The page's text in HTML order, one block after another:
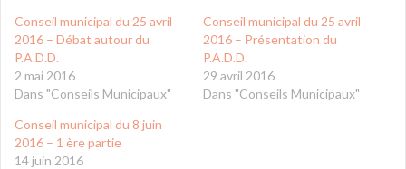
Conseil municipal du 25 avril
2016 – Débat autour du
P.A.D.D.
2 mai 2016
Dans "Conseils Municipaux"
Conseil municipal du 25 avril
2016 – Présentation du
P.A.D.D.
29 avril 2016
Dans "Conseils Municipaux"
Conseil municipal du 8 juin
2016 – 1 ère partie
14 juin 2016